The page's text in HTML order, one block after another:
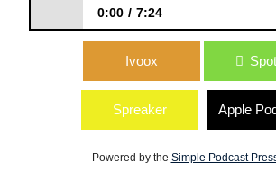
0:00 7:24
74: Problemas con
Ivoox
Spreaker Apple
Powered by the Simple Podcast